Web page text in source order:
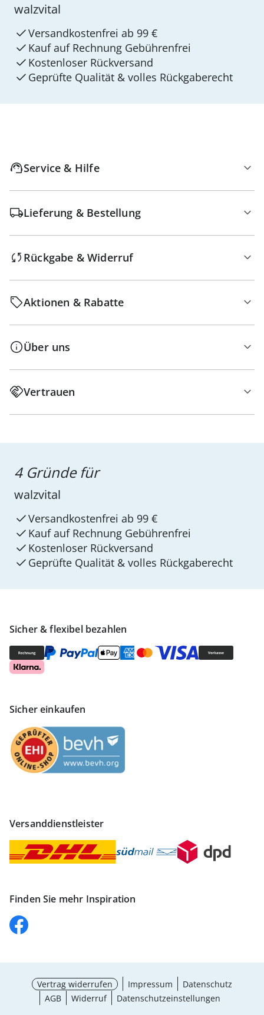
walzvital
Versandkostenfrei ab 99 €
Kauf auf Rechnung Gebührenfrei
Kostenloser Rückversand
Geprüfte Qualität & volles Rückgaberecht
Service & Hilfe
Lieferung & Bestellung
Rückgabe & Widerruf
Aktionen & Rabatte
Über uns
Vertrauen
Sicher & flexibel bezahlen
Sicher einkaufen
Versanddienstleister
Finden Sie mehr Inspiration
4 Gründe für
walzvital
Versandkostenfrei ab 99 €
Kauf auf Rechnung Gebührenfrei
Kostenloser Rückversand
Geprüfte Qualität & volles Rückgaberecht
Vertrag widerrufen Impressum
Datenschutz
AGB
Widerruf Datenschutzeinstellungen